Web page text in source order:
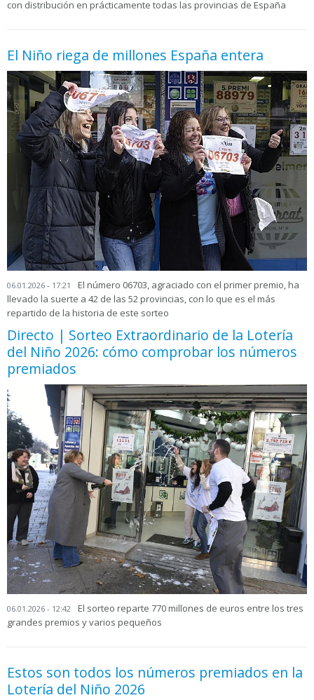
con distribución en prácticamente todas las provincias de España
El Niño riega de millones España entera
06.01.2026 - 17:21
El número 06703, agraciado con el primer premio, ha
llevado la suerte a 42 de las 52 provincias, con lo que es el más
repartido de la historia de este sorteo
Directo | Sorteo Extraordinario de la Lotería
del Niño 2026: cómo comprobar los números
premiados
06.01.2026 - 12:42
El sorteo reparte 770 millones de euros entre los tres
grandes premios y varios pequeños
Estos son todos los números premiados en la
Lotería del Niño 2026